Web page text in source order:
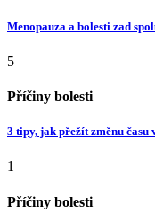
Menopauza a bolesti zad
5
Příčiny bolesti
3 tipy, jak přežít změnu času
1
Příčiny bolesti